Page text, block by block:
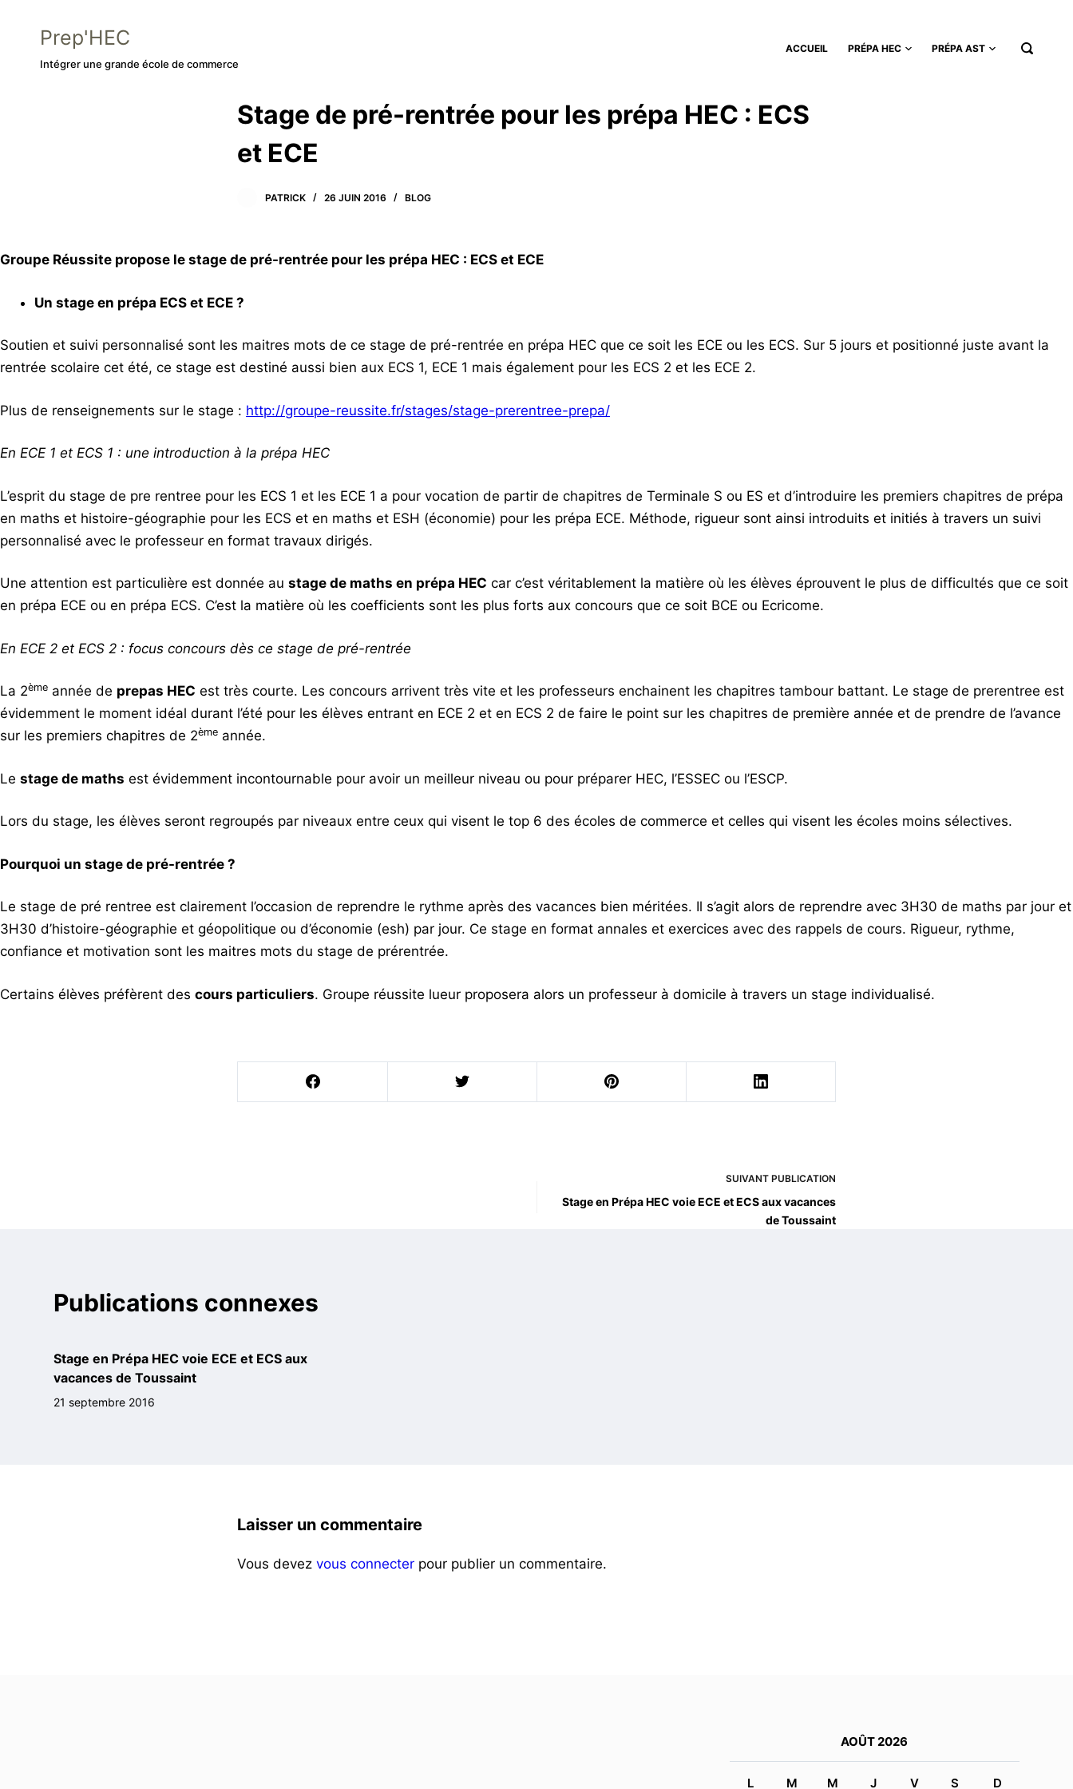
t
n
Prep'HEC
Intégrer une grande école de commerce
ACCUEIL PRÉPA HEC PRÉPA AST
Stage de pré-rentrée pour les prépa HEC : ECS
et ECE
PATRICK 26 JUIN 2016 BLOG
Groupe Réussite propose le stage de pré-rentrée pour les prépa HEC : ECS et ECE
Un stage en prépa ECS et ECE ?
Soutien et suivi personnalisé sont les maitres mots de ce stage de pré-rentrée en prépa HEC que ce soit les ECE ou les ECS. Sur 5 jours et positionné juste avant la
rentrée scolaire cet été, ce stage est destiné aussi bien aux ECS 1, ECE 1 mais également pour les ECS 2 et les ECE 2.
Plus de renseignements sur le stage : http://groupe-reussite.fr/stages/stage-prerentree-prepa/
En ECE 1 et ECS 1 : une introduction à la prépa HEC
L’esprit du stage de pre rentree pour les ECS 1 et les ECE 1 a pour vocation de partir de chapitres de Terminale S ou ES et d’introduire les premiers chapitres de prépa
en maths et histoire-géographie pour les ECS et en maths et ESH (économie) pour les prépa ECE. Méthode, rigueur sont ainsi introduits et initiés à travers un suivi
personnalisé avec le professeur en format travaux dirigés.
Une attention est particulière est donnée au stage de maths en prépa HEC car c’est véritablement la matière où les élèves éprouvent le plus de difficultés que ce soit
en prépa ECE ou en prépa ECS. C’est la matière où les coefficients sont les plus forts aux concours que ce soit BCE ou Ecricome.
En ECE 2 et ECS 2 : focus concours dès ce stage de pré-rentrée
La 2ème année de prepas HEC est très courte. Les concours arrivent très vite et les professeurs enchainent les chapitres tambour battant. Le stage de prerentree est
évidemment le moment idéal durant l’été pour les élèves entrant en ECE 2 et en ECS 2 de faire le point sur les chapitres de première année et de prendre de l’avance
sur les premiers chapitres de 2ème année.
Le stage de maths est évidemment incontournable pour avoir un meilleur niveau ou pour préparer HEC, l’ESSEC ou l’ESCP.
Lors du stage, les élèves seront regroupés par niveaux entre ceux qui visent le top 6 des écoles de commerce et celles qui visent les écoles moins sélectives.
Pourquoi un stage de pré-rentrée ?
Le stage de pré rentree est clairement l’occasion de reprendre le rythme après des vacances bien méritées. Il s’agit alors de reprendre avec 3H30 de maths par jour et
3H30 d’histoire-géographie et géopolitique ou d’économie (esh) par jour. Ce stage en format annales et exercices avec des rappels de cours. Rigueur, rythme,
confiance et motivation sont les maitres mots du stage de prérentrée.
Certains élèves préfèrent des cours particuliers. Groupe réussite lueur proposera alors un professeur à domicile à travers un stage individualisé.
SUIVANT PUBLICATION
Stage en Prépa HEC voie ECE et ECS aux vacances
de Toussaint
Publications connexes
Stage en Prépa HEC voie ECE et ECS aux
vacances de Toussaint
21 septembre 2016
Laisser un commentaire
Vous devez vous connecter pour publier un commentaire.
AOÛT 2026
L M M J V S D